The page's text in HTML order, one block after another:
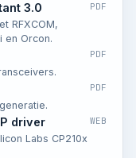
3.0
RFXCOM,
en Orcon.
PDF
PDF
PDF
driver
Labs CP210x
WEB